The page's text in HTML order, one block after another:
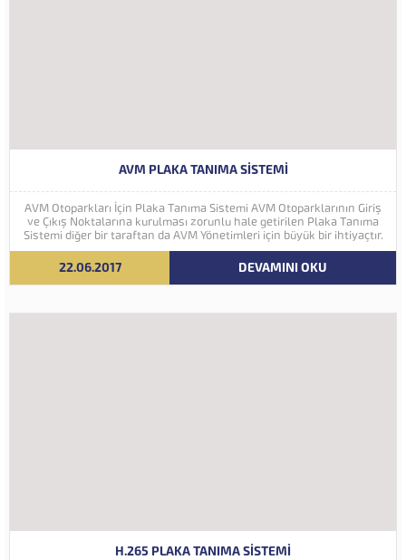
AVM PLAKA TANIMA SISTEMI
AVM Otoparkları İçin Plaka Tanıma Sistemi AVM Otoparklarının Giriş
ve Çıkış Noktalarına kurulması zorunlu hale getirilen Plaka Tanıma
Sistemi diğer bir taraftan da AVM Yönetimleri için büyük bir ihtiyaçtır.
AVM Yönetimleri Plaka Tanıma Sisteminden elde edecekleri verilerle
müşteri yoğunluk analizlerini çok ayrıntılı...
22.06.2017 DEVAMINI OKU
H.265 PLAKA TANIMA SISTEMI